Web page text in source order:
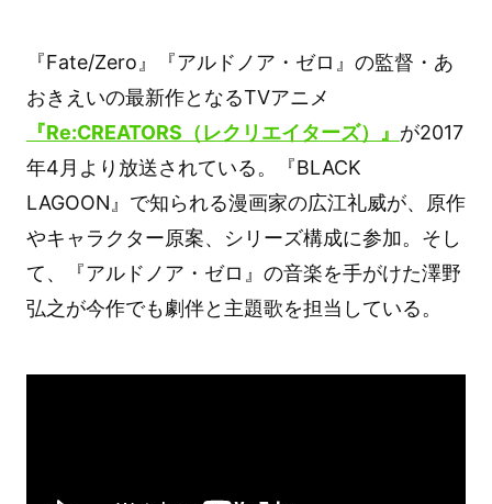
『Fate/Zero』『アルドノア・ゼロ』の監督・あ
おきえいの最新作となるTVアニメ
『Re:CREATORS（レクリエイターズ）』 が2017
年4月より放送されている。『BLACK
LAGOON』で知られる漫画家の広江礼威が、原作
やキャラクター原案、シリーズ構成に参加。そし
て、『アルドノア・ゼロ』の音楽を手がけた澤野
弘之が今作でも劇伴と主題歌を担当している。